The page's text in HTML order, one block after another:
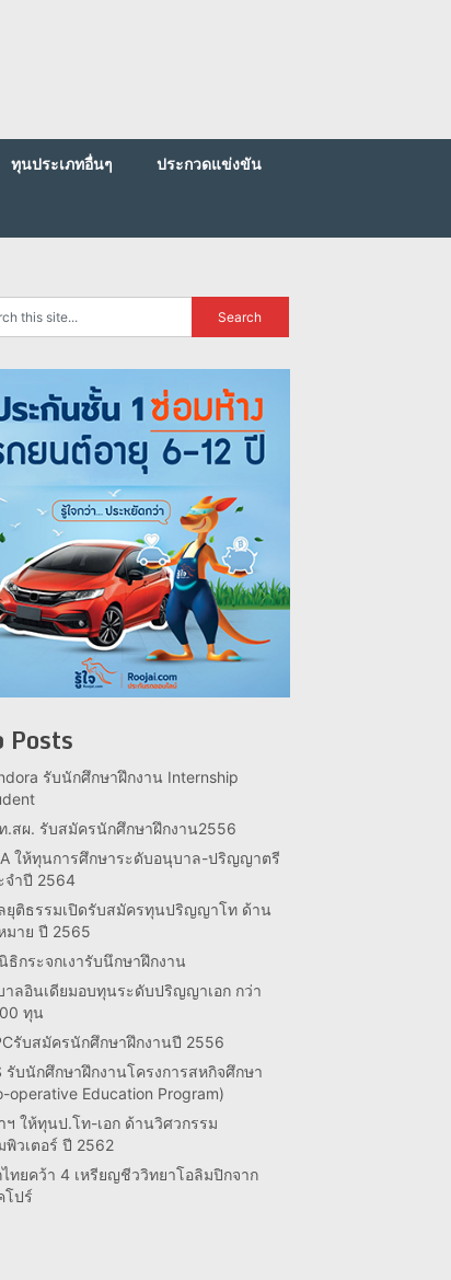
ทุนประเภทอื่นๆ
ประกวดแข่งขัน
Posts
รับนักศึกษาฝึกงาน Internship
.สผ. รับสมัครนักศึกษาฝึกงาน2556
ให้ทุนการศึกษาระดับอนุบาล-ปริญญาตรี
จำปี 2564
ยุติธรรมเปิดรับสมัครทุนปริญญาโท ด้าน
มาย ปี 2565
ธิกระจกเงารับนึกษาฝึกงาน
าลอินเดียมอบทุนระดับปริญญาเอก กว่า
ทุน
รับสมัครนักศึกษาฝึกงานปี 2556
รับนักศึกษาฝึกงานโครงการสหกิจศึกษา
operative Education Program)
ฯ ให้ทุนป.โท-เอก ด้านวิศวกรรม
พิวเตอร์ ปี 2562
ไทยคว้า 4 เหรียญชีววิทยาโอลิมปิกจาก
โปร์